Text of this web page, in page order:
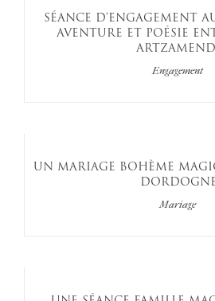
SÉANCE D’ENGAGEMENT
AVENTURE ET POÉSIE
Engagement
UN MARIAGE BOHÈME
Mariage